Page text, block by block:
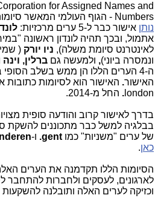
for Assigned Names and
Numbers - הגוף העולמי המאשר סיומות של כתובות אינטרנט,
נותן אישור כבר ל-5 ערים מרכזיות:
אתמול, ובכך תהיה לונדון ראשונה
לאינטרנט סיומת משלה), ניו יורק
ונמסרה ביוני), ולמעשה גם ברלין, וינה
ה-4
הערים הללו הן ממש בשלב הסופי
האישור. האישור הוא לסיומות
london
. החל מ-2014.
בדרך לאישור קרוב והודעה סופית
בבלגיה למשל כבר מתכוננים להשקת
של ערים "משניות" כמו gent. ו-
כאן.
הסיומות הללו תקדמנה את הערים
לארגונים, לעסקים ולחברות להתחבר
וכזיקה לערים האלה ותובלנה להשקעות